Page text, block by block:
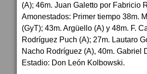
(A); 46m. Juan Galetto por Fabricio
Amonestados: Primer tiempo 38m.
(GyT); 43m. Argüello (A) y 48m. F.
Rodríguez Puch (A); 27m. Lautaro
Nacho Rodríguez (A), 40m. Gabriel
Estadio: Don León Kolbowski.